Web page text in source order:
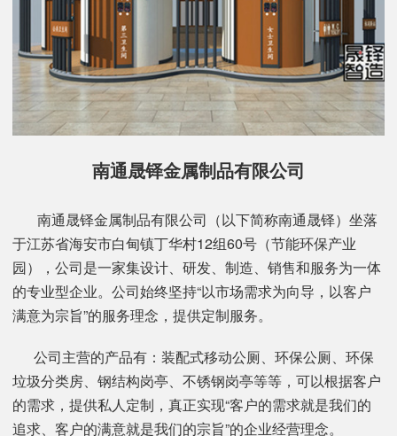
南通晟铎金属制品有限公司
南通晟铎金属制品有限公司（以下简称南通晟铎）坐落
于江苏省海安市白甸镇丁华村12组60号（节能环保产业
园），公司是一家集设计、研发、制造、销售和服务为一体
的专业型企业。公司始终坚持“以市场需求为向导，以客户
满意为宗旨”的服务理念，提供定制服务。
公司主营的产品有：装配式移动公厕、环保公厕、环保
垃圾分类房、钢结构岗亭、不锈钢岗亭等等，可以根据客户
的需求，提供私人定制，真正实现“客户的需求就是我们的
追求、客户的满意就是我们的宗旨”的企业经营理念。